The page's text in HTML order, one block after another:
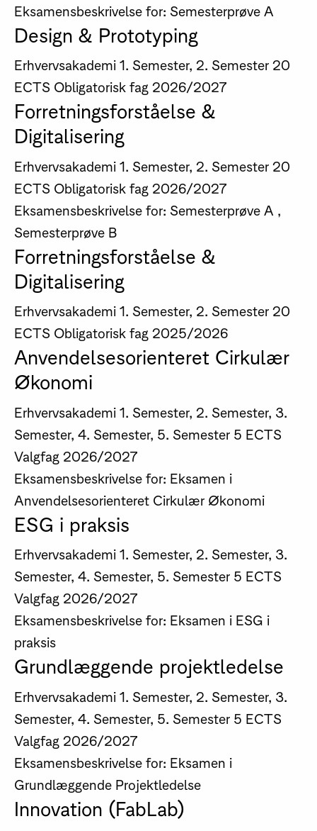
Eksamensbeskrivelse for: Semesterprøve A
Design & Prototyping
Erhvervsakademi 1. Semester, 2. Semester 20
ECTS Obligatorisk fag 2026/2027
Forretningsforståelse &
Digitalisering
Erhvervsakademi 1. Semester, 2. Semester 20
ECTS Obligatorisk fag 2026/2027
Eksamensbeskrivelse for: Semesterprøve A ,
Semesterprøve B
Forretningsforståelse &
Digitalisering
Erhvervsakademi 1. Semester, 2. Semester 20
ECTS Obligatorisk fag 2025/2026
Anvendelsesorienteret Cirkulær
Økonomi
Erhvervsakademi 1. Semester, 2. Semester, 3.
Semester, 4. Semester, 5. Semester 5 ECTS
Valgfag 2026/2027
Eksamensbeskrivelse for: Eksamen i
Anvendelsesorienteret Cirkulær Økonomi
ESG i praksis
Erhvervsakademi 1. Semester, 2. Semester, 3.
Semester, 4. Semester, 5. Semester 5 ECTS
Valgfag 2026/2027
Eksamensbeskrivelse for: Eksamen i ESG i
praksis
Grundlæggende projektledelse
Erhvervsakademi 1. Semester, 2. Semester, 3.
Semester, 4. Semester, 5. Semester 5 ECTS
Valgfag 2026/2027
Eksamensbeskrivelse for: Eksamen i
Grundlæggende Projektledelse
Innovation (FabLab)